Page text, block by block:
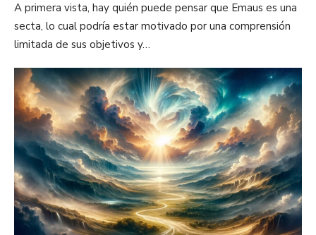
A primera vista, hay quién puede pensar que Emaus es una
secta, lo cual podría estar motivado por una comprensión
limitada de sus objetivos y…